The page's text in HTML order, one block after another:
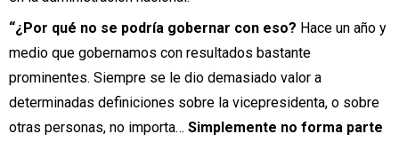
“¿Por qué no se podría gobernar con eso? Hace un año y
medio que gobernamos con resultados bastante
prominentes. Siempre se le dio demasiado valor a
determinadas definiciones sobre la vicepresidenta, o sobre
otras personas, no importa… Simplemente no forma parte